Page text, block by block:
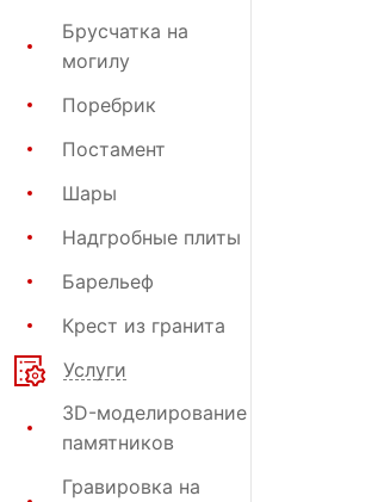
Брусчатка на
могилу
Поребрик
Постамент
Шары
Надгробные плиты
Барельеф
Крест из гранита
Услуги
3D-моделирование
памятников
Гравировка на